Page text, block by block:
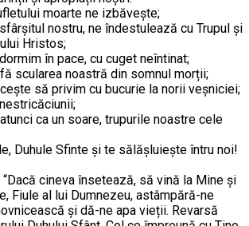
moarte ne izbăvește;
nostru, ne îndestulează cu Trupul și
Hristos;
în pace, cu cuget neîntinat;
scularea noastră din somnul morții;
să privim cu bucurie la norii veșniciei;
ca un soare, trupurile noastre cele
Duhule Sfinte și te sălășluiește întru noi!
cineva însetează, să vină la Mine și
Fiule al lui Dumnezeu, astâmpără-ne
și dă-ne apa vieții. Revarsă